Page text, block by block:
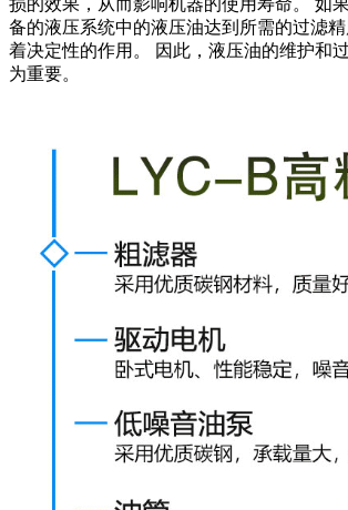
损的效果，从而影响机器的使用寿命。 如
备的液压系统中的液压油达到所需的过滤
着决定性的作用。 因此，液压油的维护和
为重要。